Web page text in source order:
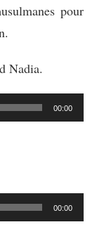
pour
Nadia.
00:00
00:00